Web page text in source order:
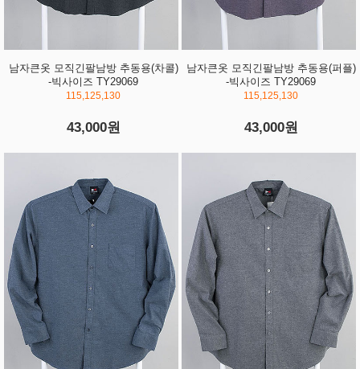
남자큰옷 모직긴팔남방 추동용(차콜)
-빅사이즈 TY29069
115,125,130
43,000원
남자큰옷 모직긴팔남방 추동용(퍼플)
-빅사이즈 TY29069
115,125,130
43,000원